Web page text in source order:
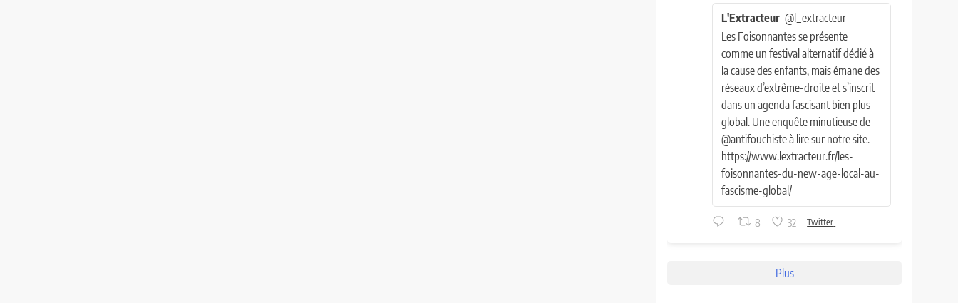
L'Extracteur @l_extracteur
Les Foisonnantes se présente
comme un festival alternatif dédié à
la cause des enfants, mais émane des
réseaux d’extrême-droite et s’inscrit
dans un agenda fascisant bien plus
global. Une enquête minutieuse de
@antifouchiste à lire sur notre site.
https://www.lextracteur.fr/les-
foisonnantes-du-new-age-local-au-
fascisme-global/
8 32 Twitter
Plus